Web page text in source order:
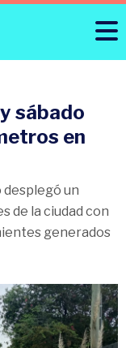
sábado
en
desplegó un
de la ciudad con
generados